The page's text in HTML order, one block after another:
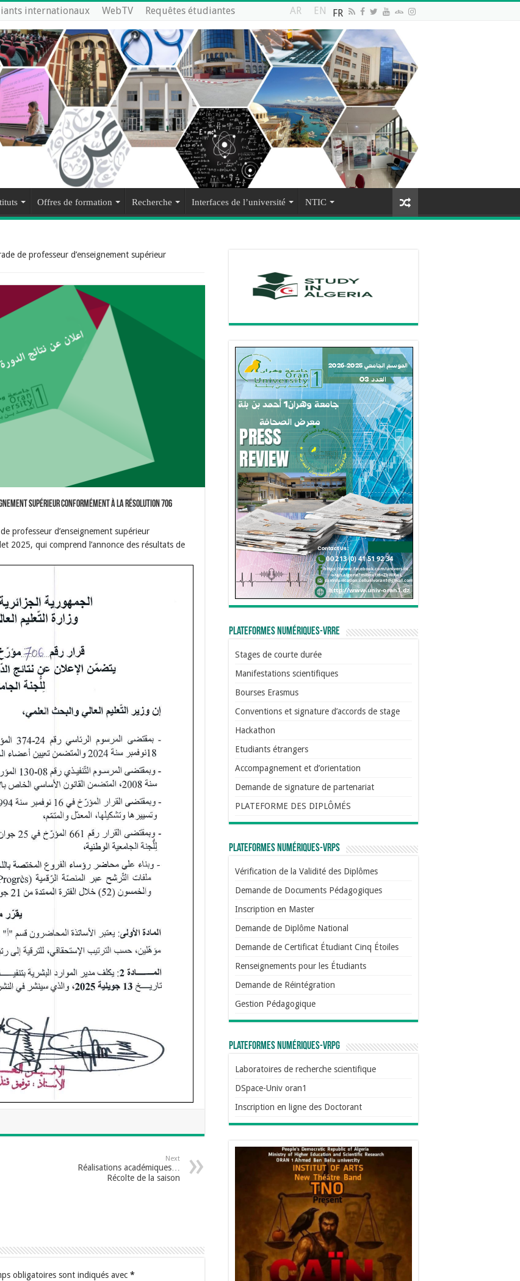
internationaux WebTV Requêtes étudiantes AR EN FR
Offres de formation Recherche Interfaces de l’université NTIC
de professeur d’enseignement supérieur
supérieur conformément à la Résolution 706
professeur d’enseignement supérieur
2025, qui comprend l’annonce des résultats de
Next
Réalisations académiques…
Récolte de la saison
obligatoires sont indiqués avec *
Plateformes numériques-VRRE
Stages de courte durée
Manifestations scientifiques
Bourses Erasmus
Conventions et signature d’accords de stage
Hackathon
Etudiants étrangers
Accompagnement et d’orientation
Demande de signature de partenariat
PLATEFORME DES DIPLÔMÉS
Plateformes numériques-VRPS
Vérification de la Validité des Diplômes
Demande de Documents Pédagogiques
Inscription en Master
Demande de Diplôme National
Demande de Certificat Étudiant Cinq Étoiles
Renseignements pour les Étudiants
Demande de Réintégration
Gestion Pédagogique
Plateformes numériques-VRPG
Laboratoires de recherche scientifique
DSpace-Univ oran1
Inscription en ligne des Doctorant